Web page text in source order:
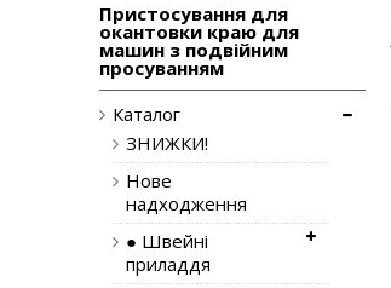
Пристосування для
окантовки краю для
машин з подвійним
просуванням
Каталог
ЗНИЖКИ!
Нове
надходження
● Швейні
приладдя